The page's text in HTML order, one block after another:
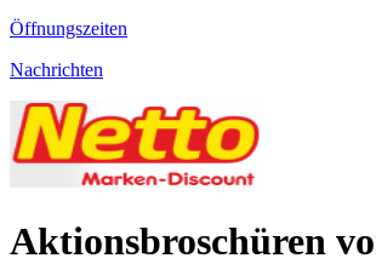
Öffnungszeiten
Nachrichten
Aktionsbroschüren